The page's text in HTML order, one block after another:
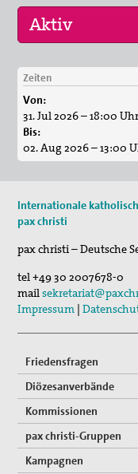
11. Sep 2026
Friedensradwege
08. Nov 2026
Ökumenische
Ökumenische
Zeiten
Von:
31. Jul 2026 – 18:00
Bis:
02. Aug 2026 – 13:00
Internationale
pax christi
pax christi – Deutsche
tel+49 30 2007678-0
mail
Impressum |
Friedensfragen
Diözesanverbände
Kommissionen
pax christi-Gruppen
Kampagnen